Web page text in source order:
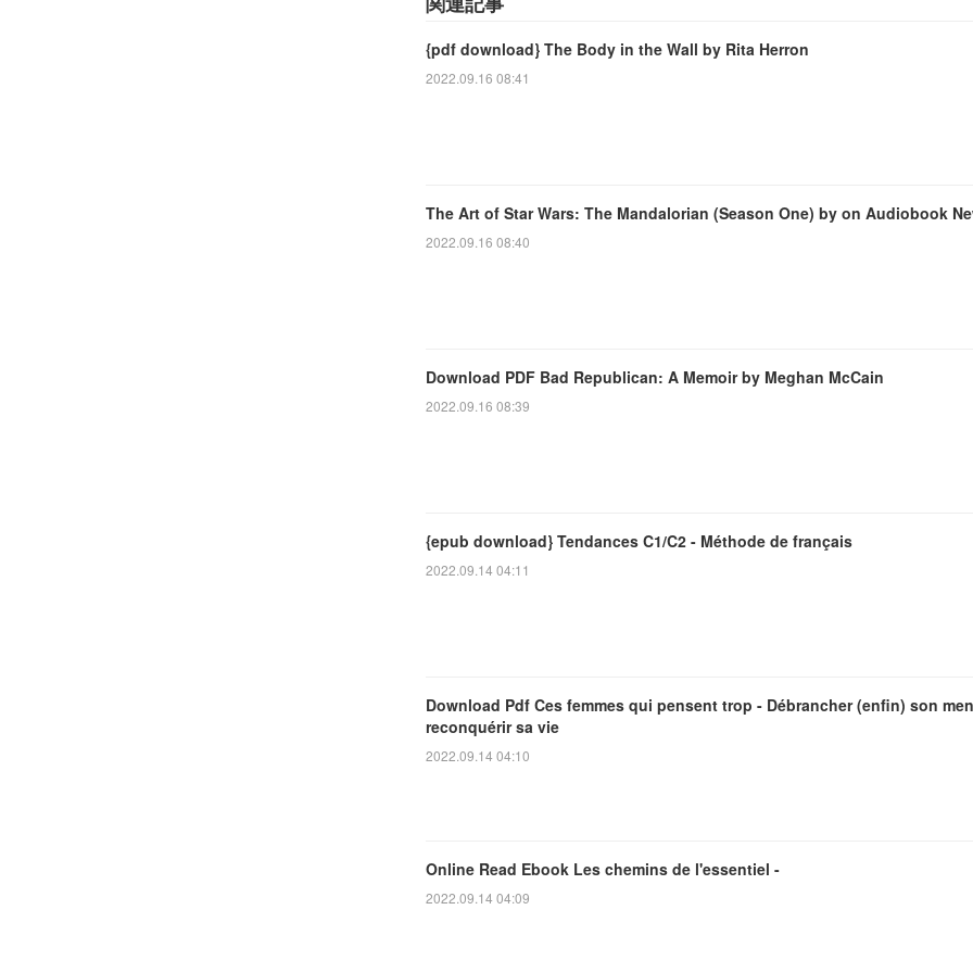
{pdf download} The Body in the Wall by Rita Herron
2022.09.16 08:41
The Art of Star Wars: The Mandalorian (Season One) by on Audiobook
2022.09.16 08:40
Download PDF Bad Republican: A Memoir by Meghan McCain
2022.09.16 08:39
{epub download} Tendances C1/C2 - Méthode de français
2022.09.14 04:11
Download Pdf Ces femmes qui pensent trop - Débrancher (enfin) son
reconquérir sa vie
2022.09.14 04:10
Online Read Ebook Les chemins de l'essentiel -
2022.09.14 04:09